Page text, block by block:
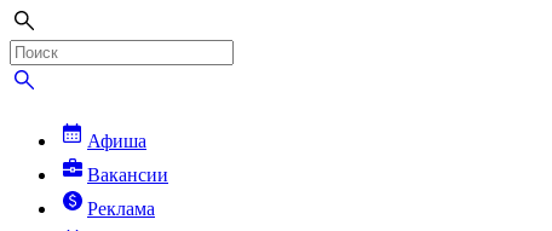
Афиша
Вакансии
Реклама